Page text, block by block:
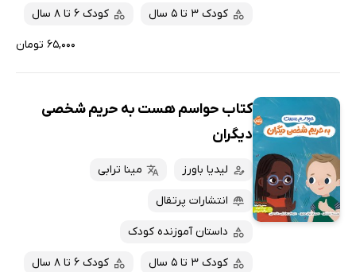
کودک 3 تا 5 سال کودک 6 تا 8 سال
۶۵,۰۰۰ تومان
کتاب حواسم هست به حریم شخصی
دیگران
لیدیا باورز مینا ترابی
انتشارات پرتقال
داستان آموزنده کودک
کودک 3 تا 5 سال کودک 6 تا 8 سال